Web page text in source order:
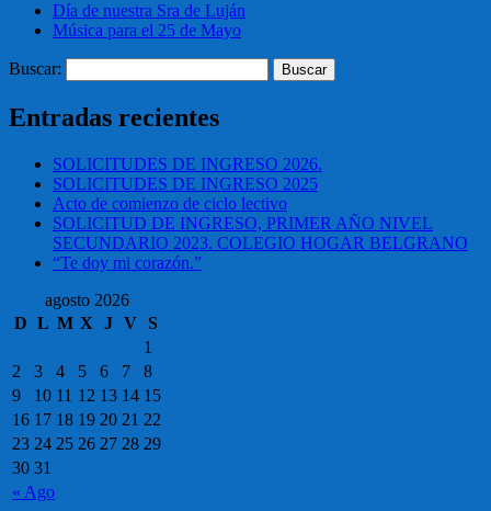
Día de nuestra Sra de Luján
Música para el 25 de Mayo
Buscar:
Entradas recientes
SOLICITUDES DE INGRESO 2026.
SOLICITUDES DE INGRESO 2025
Acto de comienzo de ciclo lectivo
SOLICITUD DE INGRESO, PRIMER AÑO NIVEL
SECUNDARIO 2023. COLEGIO HOGAR BELGRANO
“Te doy mi corazón.”
agosto 2026
D L M X J V S
« Ago
1
2
3 4 5 6 7
8
9
10 11 12 13 14 15
16 17 18 19 20 21 22
23 24 25 26 27 28 29
30 31